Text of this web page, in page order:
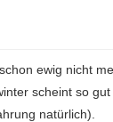
ewig nicht
scheint so
natürlich).